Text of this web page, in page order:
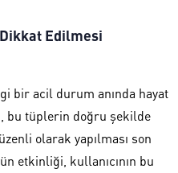
Dikkat Edilmesi
bir acil durum anında hayat
bu tüplerin doğru şekilde
olarak yapılması son
etkinliği, kullanıcının bu